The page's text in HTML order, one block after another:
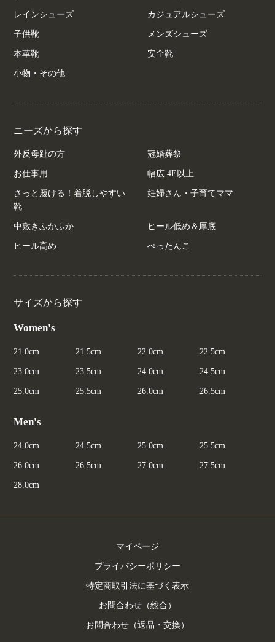
レインシューズ カジュアルシューズ
子供靴 メンズシューズ
本革靴 安全靴
小物・その他
ニーズから探す
外反母趾の方 冠婚葬祭
お仕事用 幅広 4E以上
さっと履ける！着脱しやすい
靴
妊婦さん・子育てママ
中敷きふかふか ヒール低め＆厚底
ヒール高め ぺったんこ
サイズから探す
Women's
21.0cm 21.5cm 22.0cm 22.5cm
23.0cm 23.5cm 24.0cm 24.5cm
25.0cm 25.5cm 26.0cm 26.5cm
Men's
24.0cm 24.5cm 25.0cm 25.5cm
26.0cm 26.5cm 27.0cm 27.5cm
28.0cm
マイページ
プライバシーポリシー
特定商取引法に基づく表示
お問合わせ（総合）
お問合わせ（返品・交換）